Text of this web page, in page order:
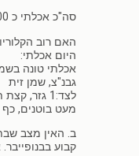
סה"כ אכלתי כ 1200 קלוריות ומתוכן 31 גר' פחמימות.
האם רוב
היום אכלתי:
אכלתי טונה
גבנ"צ, שמן זית
מעט בוטנים, כף
ב. האין מצב
קבוע